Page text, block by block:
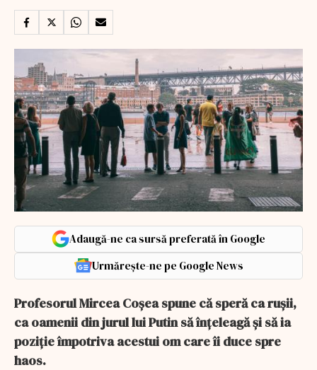
Adaugă-ne ca sursă preferată în Google
Urmărește-ne pe Google News
Profesorul Mircea Coșea spune că speră ca rușii,
ca oamenii din jurul lui Putin să înțeleagă și să ia
poziție împotriva acestui om care îi duce spre
haos.